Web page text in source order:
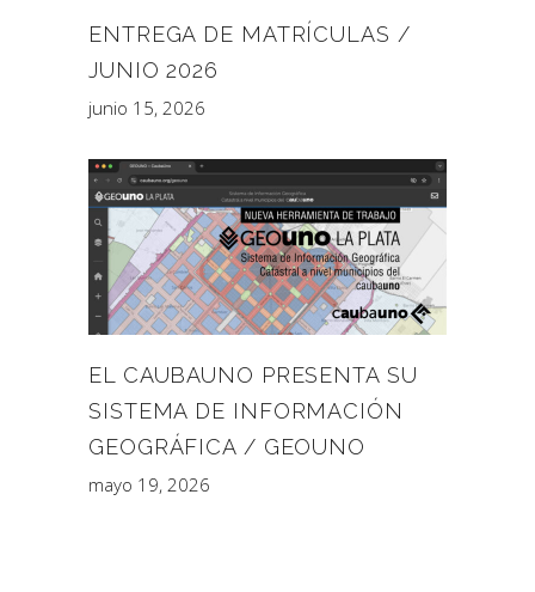
ENTREGA DE MATRÍCULAS /
JUNIO 2026
junio 15, 2026
EL CAUBAUNO PRESENTA SU
SISTEMA DE INFORMACIÓN
GEOGRÁFICA / GEOUNO
mayo 19, 2026